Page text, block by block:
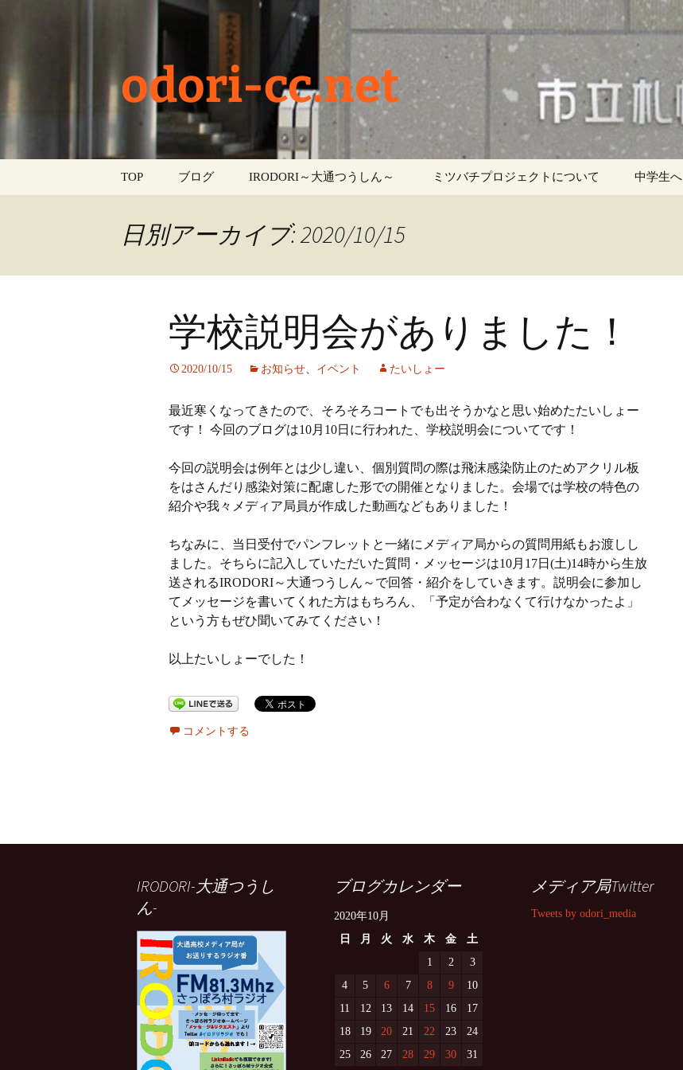
odori-cc.net
TOP ブログ
学校生活
部活動
ミツバチプロジェクト
メディア局
1年次の活動
3,4年次の活動
IRODORI～大通つうしん～ ‎ ミツバチプロジェクトについて 中学生へ
日別アーカイブ: 2020/10/15
学校説明会がありました！
2020/10/15 お知らせ、 イベント たいしょー
最近寒くなってきたので、そろそろコートでも出そうかなと思い始めたたいしょー
です！ 今回のブログは10月10日に行われた、学校説明会についてです！
今回の説明会は例年とは少し違い、個別質問の際は飛沫感染防止のためアクリル板
をはさんだり感染対策に配慮した形での開催となりました。会場では学校の特色の
紹介や我々メディア局員が作成した動画などもありました！
ちなみに、当日受付でパンフレットと一緒にメディア局からの質問用紙もお渡しし
ました。そちらに記入していただいた質問・メッセージは10月17日(土)14時から生放
送されるIRODORI～大通つうしん～で回答・紹介をしていきます。説明会に参加し
てメッセージを書いてくれた方はもちろん、「予定が合わなくて行けなかったよ」
という方もぜひ聞いてみてください！
以上たいしょーでした！
コメントする
IRODORI-大通つうし
ん-
ブログカレンダー
2020年10月
日
月 火 水 木 金
土
1
2
3
4
5 6 7 8 9
10
11
12 13 14 15 16
17
18
19 20 21 22 23
24
25
26 27 28 29 30 31
メディア局Twitter
Tweets by odori_media